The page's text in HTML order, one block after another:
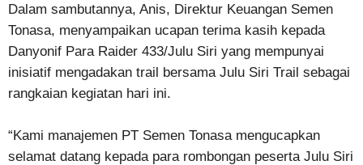
Dalam sambutannya, Anis, Direktur Keuangan Semen
Tonasa, menyampaikan ucapan terima kasih kepada
Danyonif Para Raider 433/Julu Siri yang mempunyai
inisiatif mengadakan trail bersama Julu Siri Trail sebagai
rangkaian kegiatan hari ini.
“Kami manajemen PT Semen Tonasa mengucapkan
selamat datang kepada para rombongan peserta Julu Siri